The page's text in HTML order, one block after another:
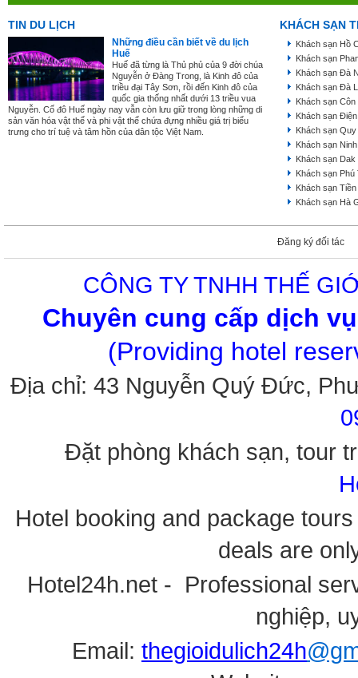
TIN DU LỊCH
Những điều cần biết về du lịch
Huế
Huế đã từng là Thủ phủ của 9 đời chúa
Nguyễn ở Đàng Trong, là Kinh đô của
triều đại Tây Sơn, rồi đến Kinh đô của
quốc gia thống nhất dưới 13 triều vua
Nguyễn. Cố đô Huế ngày nay vẫn còn lưu giữ trong lòng những di
sản văn hóa vật thể và phi vật thể chứa đựng nhiều giá trị biểu
trưng cho trí tuệ và tâm hồn của dân tộc Việt Nam.
KHÁCH SẠN
Khách sạn Hồ
Khách sạn
Khách sạn Đà
Khách sạn Đà
Khách sạn
Khách sạn
Khách sạn
Khách sạn
Khách sạn Dak
Khách sạn Phú
Khách sạn
Khách sạn Hà
Đăng ký đối tác
CÔNG TY TNHH THẾ
Chuyên cung cấp dịch
(Providing hotel
Địa chỉ: 43 Nguyễn Quý Đức,
Đặt phòng khách sạn, tour
Hotel booking and package
deals are
Hotel24h.net - Professional
nghiệp,
Email: thegioidulich24h